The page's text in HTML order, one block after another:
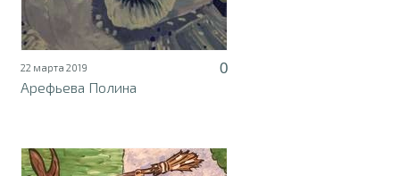
22 марта 2019
0
Арефьева Полина